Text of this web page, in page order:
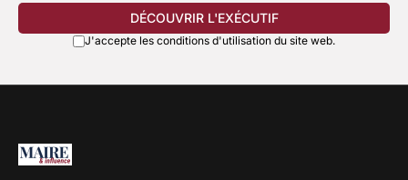
DÉCOUVRIR L'EXÉCUTIF
J'accepte les conditions d'utilisation du site web.